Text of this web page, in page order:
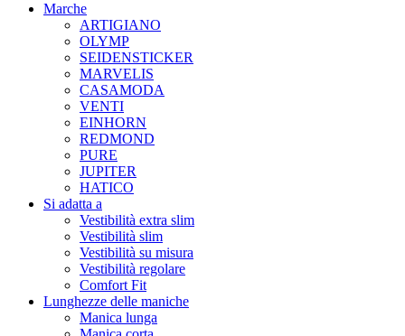
Marche
ARTIGIANO
OLYMP
SEIDENSTICKER
MARVELIS
CASAMODA
VENTI
EINHORN
REDMOND
PURE
JUPITER
HATICO
Si adatta a
Vestibilità extra slim
Vestibilità slim
Vestibilità su misura
Vestibilità regolare
Comfort Fit
Lunghezze delle maniche
Manica lunga